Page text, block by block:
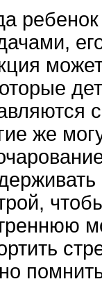
же